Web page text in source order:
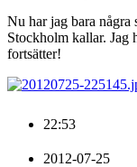
Nu har jag bara några
Stockholm kallar. Jag
fortsätter!
22:53
2012-07-25